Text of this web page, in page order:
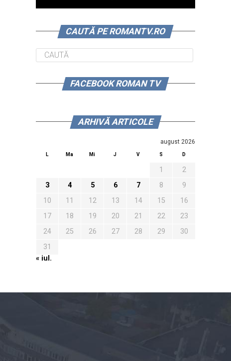
CAUTĂ PE ROMANTV.RO
FACEBOOK ROMAN TV
ARHIVĂ ARTICOLE
august 2026
L Ma Mi J V S D
1
2
3
4 5 6 7 8
9
10
11 12 13 14 15
16
17
18 19 20 21 22
23
24
25 26 27 28 29
30
31
« iul.